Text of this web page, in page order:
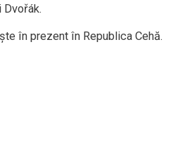
Dvořák.
în prezent în Republica Cehă.